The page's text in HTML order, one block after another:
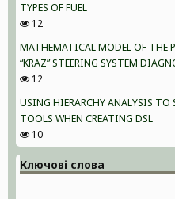
TYPES OF FUEL
12
MATHEMATICAL MODEL OF THE
“KRAZ” STEERING SYSTEM
12
USING HIERARCHY ANALYSIS TO
TOOLS WHEN CREATING DSL
10
Ключові слова